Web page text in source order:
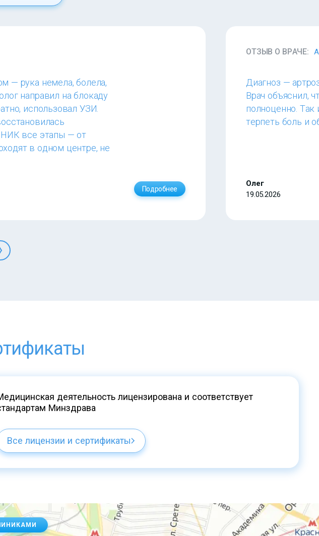
— рука немела, болела,
направил на блокаду
использовал УЗИ.
все этапы — от
в одном центре, не
Подробнее
ОТЗЫВ О ВРАЧЕ:
Диагноз —
Врач объяснил,
полноценно.
терпеть боль и
Олег
19.05.2026
деятельность лицензирована и соответствует
Минздрава
Все лицензии и сертификаты